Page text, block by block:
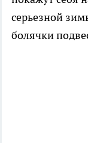
серьезной
болячки